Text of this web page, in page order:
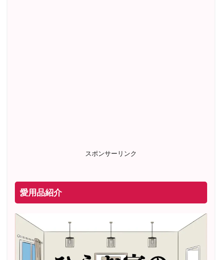
スポンサーリンク
愛用品紹介